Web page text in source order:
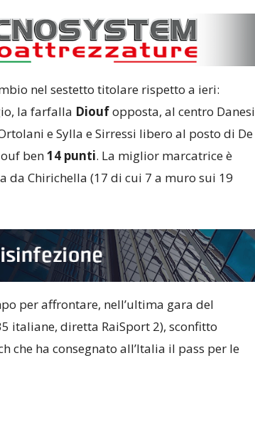
nel sestetto titolare rispetto a ieri:
la farfalla Dioufopposta, al centro Danesi
e Sylla e Sirressi libero al posto di De
ben14 punti. La miglior marcatrice è
da Chirichella (17 di cui 7 a muro sui 19
per affrontare, nell’ultima gara del
italiane, diretta RaiSport 2), sconfitto
che ha consegnato all’Italia il pass per le